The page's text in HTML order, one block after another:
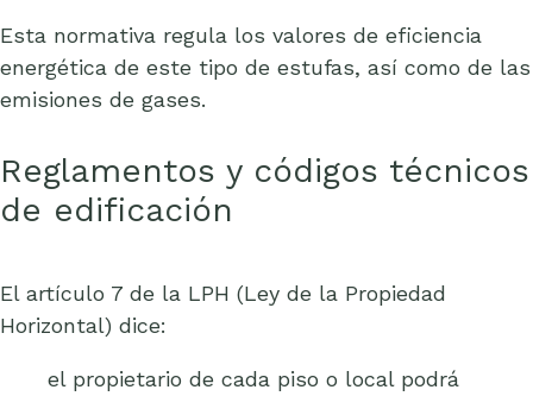
Esta normativa regula los valores de eficiencia
energética de este tipo de estufas, así como de las
emisiones de gases.
Reglamentos y códigos técnicos
de edificación
El artículo 7 de la LPH (Ley de la Propiedad
Horizontal) dice:
el propietario de cada piso o local podrá